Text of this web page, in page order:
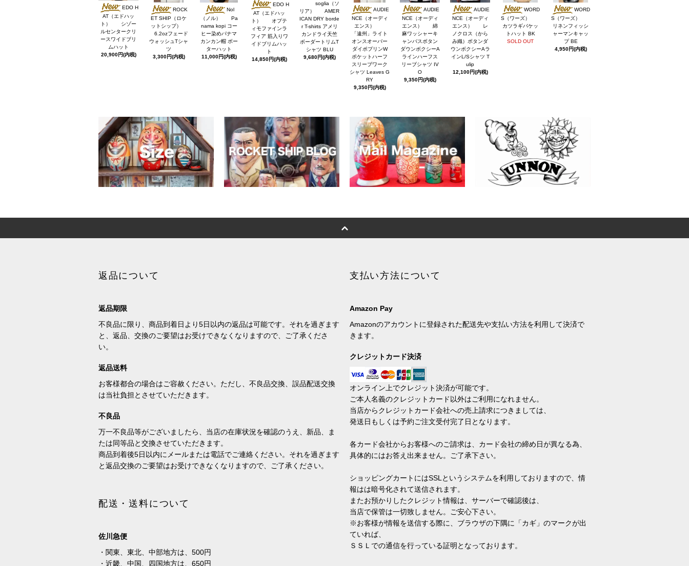
EDO H
AT（エドハッ
ト） シゾー
ルセンタークリ
ースワイドブリ
ムハット
20,900円(内税)
ROCK
ET SHIP（ロケ
ットシップ）
6.2ozフェード
ウォッシュTシャ
ツ
3,300円(内税)
Nol
（ノル） Pa
nama kopi コー
ヒー染めパナマ
カンカン帽 ボー
ターハット
11,000円(内税)
EDO H
AT（エドハッ
ト） オプテ
ィモファインラ
フィア 筋入りワ
イドブリムハッ
ト
14,850円(内税)
soglia（ソ
リア） AMER
ICAN DRY borde
r T-shirts アメリ
カンドライ天竺
ボーダートリムT
シャツ BLU
9,680円(内税)
AUDIE
NCE（オーディ
エンス）
「遠州」ライト
オンスオーバー
ダイポプリンW
ポケットハーフ
スリーブワーク
シャツ Leaves G
RY
9,350円(内税)
AUDIE
NCE（オーディ
エンス） 綿
麻ワッシャーキ
ャンバスボタン
ダウンボクシーA
ラインハーフス
リーブシャツ IV
O
9,350円(内税)
AUDIE
NCE（オーディ
エンス） レ
ノクロス（から
み織）ボタンダ
ウンボクシーAラ
インL/Sシャツ T
ulip
12,100円(内税)
WORD
S（ワーズ）
カツラギバケッ
トハット BK
SOLD OUT
WORD
S（ワーズ）
リネンフィッシ
ャーマンキャッ
プ BE
4,950円(内税)
返品について
返品期限
不良品に限り、商品到着日より5日以内の返品は可能です。それを過ぎます
と、返品、交換のご要望はお受けできなくなりますので、ご了承くださ
い。
返品送料
お客様都合の場合はご容赦ください。ただし、不良品交換、誤品配送交換
は当社負担とさせていただきます。
不良品
万一不良品等がございましたら、当店の在庫状況を確認のうえ、新品、ま
たは同等品と交換させていただきます。
商品到着後5日以内にメールまたは電話でご連絡ください。それを過ぎます
と返品交換のご要望はお受けできなくなりますので、ご了承ください。
支払い方法について
Amazon Pay
Amazonのアカウントに登録された配送先や支払い方法を利用して決済で
きます。
クレジットカード決済
オンライン上でクレジット決済が可能です。
ご本人名義のクレジットカード以外はご利用になれません。
当店からクレジットカード会社への売上請求につきましては、
発送日もしくは予約ご注文受付完了日となります。
各カード会社からお客様へのご請求は、カード会社の締め日が異なる為、
具体的にはお答え出来ません。ご了承下さい。
ショッピングカートにはSSLというシステムを利用しておりますので、情
報はは暗号化されて送信されます。
またお預かりしたクレジット情報は、サーバーで確認後は、
当店で保管は一切致しません。ご安心下さい。
※お客様が情報を送信する際に、ブラウザの下隅に「カギ」のマークが出
ていれば、
ＳＳＬでの通信を行っている証明となっております。
配送・送料について
佐川急便
・関東、東北、中部地方は、500円
・近畿、中国、四国地方は、650円